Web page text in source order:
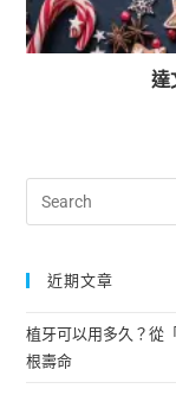
達
近期文章
植牙可以用多久？從
根壽命